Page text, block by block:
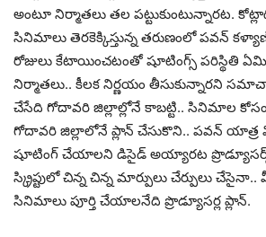
అంటూ నిర్మాతలు తల పట్టుకుంటున్నారట.
సినిమాలు తెరకెక్కిస్తున్న తరుణంలో పవన్
రోజులు కేటాయించటంతో షూటింగ్స్ పరిస్థితి
నిర్మాతలు.. కీలక నిర్ణయం తీసుకున్నారని
చేసేది గోదావరి జిల్లాల్లోనే కాబట్టి.. సినిమాల
గోదావరి జిల్లాలోనే ప్లాన్ చేసుకొని.. పవన్
షూటింగ్ చేయాలని డిసైడ్ అయ్యారట
స్క్రిప్టులో చిన్న చిన్న మార్పులు చేర్పులు
సినిమాలు పూర్తి చేయాలనేది ప్రొడ్యూసర్ల ప్లాన్.